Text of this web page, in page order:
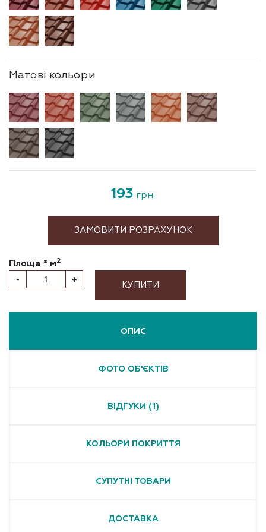
Матові кольори
193 грн.
ЗАМОВИТИ РОЗРАХУНОК
Площа * м2
- + КУПИТИ
ОПИС
ФОТО ОБ'ЄКТІВ
ВІДГУКИ (1)
КОЛЬОРИ ПОКРИТТЯ
СУПУТНІ ТОВАРИ
ДОСТАВКА